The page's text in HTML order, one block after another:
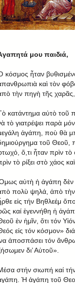
μου παιδιά,
κόσμος ἦταν
καὶ τὸν
τὴν πηγὴ τῆς χαρᾶς,
κατάντημα αὐτὸ τοῦ
τὸ γιατρέψει παρὰ
ἀγάπη, ποὺ θὰ
τοῦ Θεοῦ,
ὅ,τι ἦταν πρὶν
τὸ ρίξει στὸ χάος
αὐτὴ ἡ ἀγάπη δὲν
πολὺ ψηλά, ἀπὸ τὴν
εἰς τήν Βηθλεέμ
καί ἐγεννήθη ἡ
ἐν ἡμῖν, ὅτι τόν
εἰς τόν κόσμον»
ἀποσπάσει τόν
δι’ Αὐτοῦ».
στήν σιωπή καί
Ἡ ἀγάπη τοῦ Θεοῦ